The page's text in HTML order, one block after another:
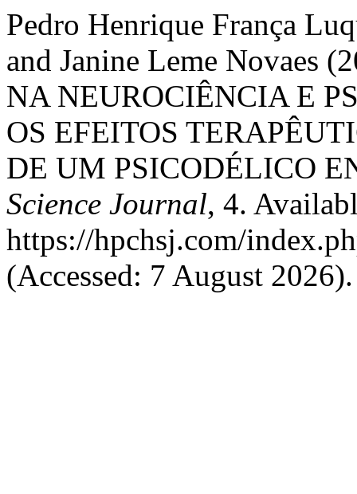
Pedro Henrique França
and Janine Leme Novaes
NA NEUROCIÊNCIA E
OS EFEITOS
DE UM PSICODÉLICO
Science Journal, 4.
https://hpchsj.com/
(Accessed: 7 August 2026).